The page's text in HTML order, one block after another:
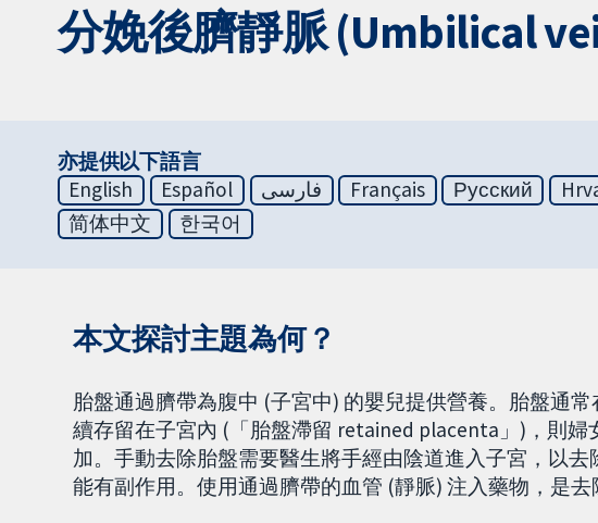
分娩後臍靜脈 (Umbilical
亦提供以下語言
English
Español فارسی Français Русский
简体中文
한국어
本文探討主題為何？
胎盤通過臍帶為腹中 (子宮中) 的嬰兒提供營養。胎盤通
續存留在子宮內 (「胎盤滯留 retained placenta」)，則
加。手動去除胎盤需要醫生將手經由陰道進入子宮，以
能有副作用。使用通過臍帶的血管 (靜脈) 注入藥物，是去